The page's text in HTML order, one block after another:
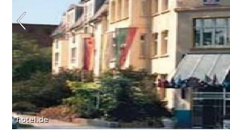
hotel.de